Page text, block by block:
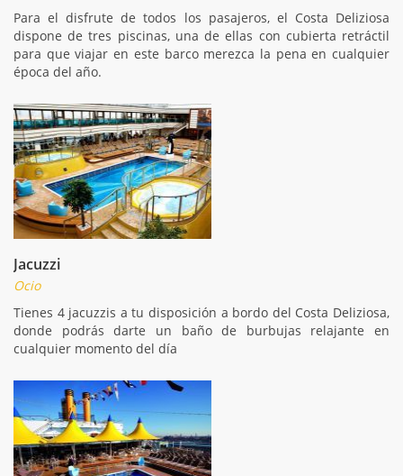
Para el disfrute de todos los pasajeros, el Costa Deliziosa
dispone de tres piscinas, una de ellas con cubierta retráctil
para que viajar en este barco merezca la pena en cualquier
época del año.
Jacuzzi
Ocio
Tienes 4 jacuzzis a tu disposición a bordo del Costa Deliziosa,
donde podrás darte un baño de burbujas relajante en
cualquier momento del día